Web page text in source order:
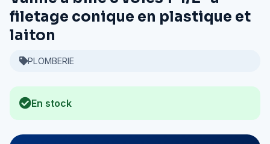
filetage conique en plastique et
laiton
PLOMBERIE
En stock